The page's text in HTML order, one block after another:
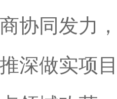
协同发力
深做实项